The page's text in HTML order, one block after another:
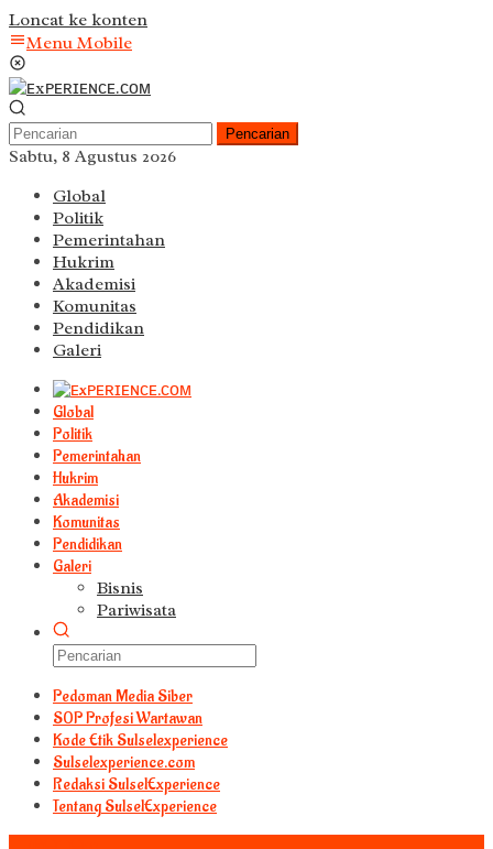
Loncat ke konten
Menu Mobile
Pencarian
Sabtu, 8 Agustus 2026
Global
Politik
Pemerintahan
Hukrim
Akademisi
Komunitas
Pendidikan
Galeri
Global
Politik
Pemerintahan
Hukrim
Akademisi
Komunitas
Pendidikan
Galeri
Bisnis
Pariwisata
Pedoman Media Siber
S0P Profesi Wartawan
Kode Etik Sulselexperience
Sulselexperience.com
Redaksi SulselExperience
Tentang SulselExperience